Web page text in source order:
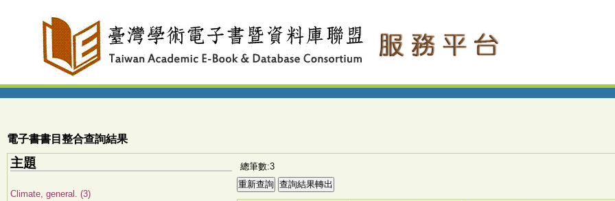
電子書書目整合查詢結果
主題
Climate, general. (3)
總筆數:3